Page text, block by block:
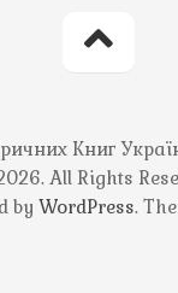
Книг
All Rights
by WordPress.